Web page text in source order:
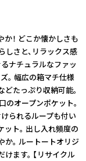
！ どこか懐かしさも
しさと、リラックス感
ナチュラルなファッ
。 幅広の箱マチ仕様
どたっぷり収納可能。
のオープンポケット。
られるループも付い
ト。 出し入れ頻度の
か。 ルートートオリジ
ます。 【リサイクル